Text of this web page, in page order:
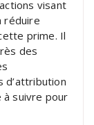
visant
réduire
prime. Il
des
d’attribution
suivre pour